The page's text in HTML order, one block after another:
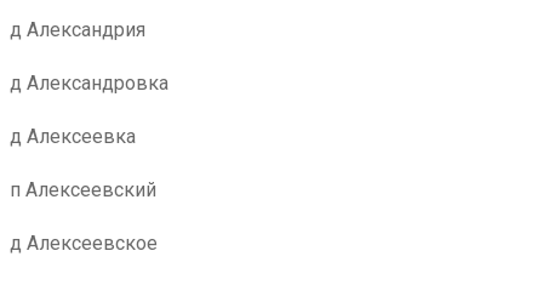
д Александрия
д Александровка
д Алексеевка
п Алексеевский
д Алексеевское